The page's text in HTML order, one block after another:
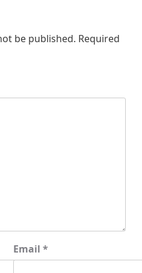
be published. Required
Email *